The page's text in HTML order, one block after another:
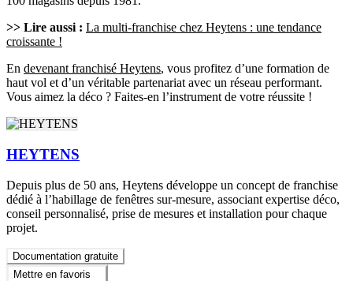
>> Lire aussi : La multi-franchise chez Heytens : une tendance
croissante !
En devenant franchisé Heytens, vous profitez d’une formation de
haut vol et d’un véritable partenariat avec un réseau performant.
Vous aimez la déco ? Faites-en l’instrument de votre réussite !
HEYTENS
Depuis plus de 50 ans, Heytens développe un concept de franchise
dédié à l’habillage de fenêtres sur-mesure, associant expertise déco,
conseil personnalisé, prise de mesures et installation pour chaque
projet.
Documentation gratuite
Mettre en favoris